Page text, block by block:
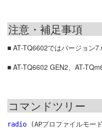
注意・補足事項
■ AT-TQ6602ではバージョン
■ AT-TQ6602 GEN2、AT-
コマンドツリー
radio (APプロファイルモー